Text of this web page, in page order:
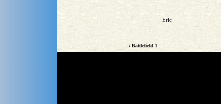
Eric
› Battlefield 1